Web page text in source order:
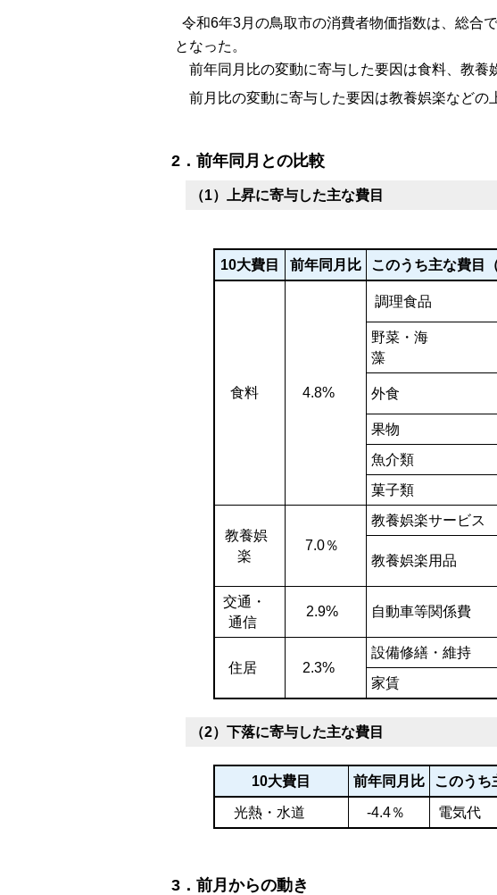
令和6年3月の鳥取市の消費者物価指数は、総合
となった。
前年同月比の変動に寄与した要因は食料、教養
前月比の変動に寄与した要因は教養娯楽などの
2．前年同月との比較
（1）上昇に寄与した主な費目
10大費目 前年同月比 このうち主な費目
食料 4.8%
調理食品
野菜・海
外食
果物
魚介類
菓子類
教養娯
楽
7.0％
教養娯楽サー
教養娯楽用品
交通・
通信
2.9% 自動車等関係費
住居 2.3%
設備修繕・維持
家賃
（2）下落に寄与した主な費目
10大費目 前年同月比 このうち
光熱・水道 -4.4％ 電気代
3．前月からの動き